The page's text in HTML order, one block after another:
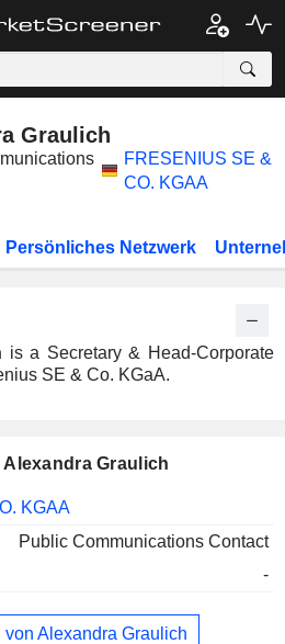
Graulich
FRESENIUS SE &
CO. KGAA
Persönliches Netzwerk
is a Secretary & Head-Corporate
SE & Co. KGaA.
Graulich
Beginn
KGAA
Public Communications Contact
-
Alexandra Graulich